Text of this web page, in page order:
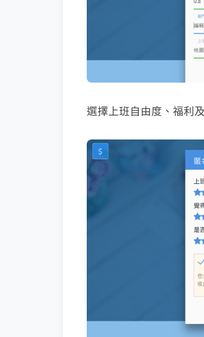
選擇上班自由度、福利